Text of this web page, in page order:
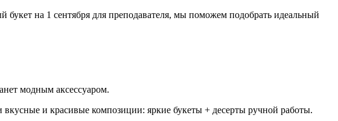
на 1 сентября для преподавателя, мы поможем подобрать идеальный
модным аксессуаром.
и красивые композиции: яркие букеты + десерты ручной работы.